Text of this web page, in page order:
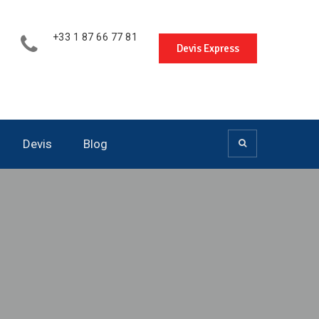
+33 1 87 66 77 81
Devis Express
Devis Blog